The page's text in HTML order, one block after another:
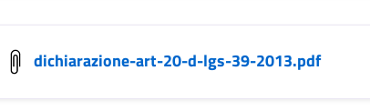
dichiarazione-art-20-d-lgs-39-2013.pdf